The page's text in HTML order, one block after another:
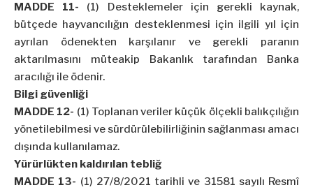
MADDE 11- (1) Desteklemeler için gerekli kaynak,
bütçede hayvancılığın desteklenmesi için ilgili yıl için
ayrılan ödenekten karşılanır ve gerekli paranın
aktarılmasını müteakip Bakanlık tarafından Banka
aracılığı ile ödenir.
Bilgi güvenliği
MADDE 12- (1) Toplanan veriler küçük ölçekli balıkçılığın
yönetilebilmesi ve sürdürülebilirliğinin sağlanması amacı
dışında kullanılamaz.
Yürürlükten kaldırılan tebliğ
MADDE 13- (1) 27/8/2021 tarihli ve 31581 sayılı Resmî